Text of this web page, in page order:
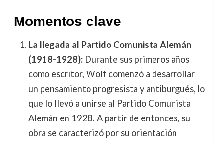
Momentos clave
La llegada al Partido Comunista Alemán
(1918-1928):Durante sus primeros años
como escritor, Wolf comenzó a desarrollar
un pensamiento progresista y antiburgués, lo
que lo llevó a unirse al Partido Comunista
Alemán en 1928. A partir de entonces, su
obra se caracterizó por su orientación